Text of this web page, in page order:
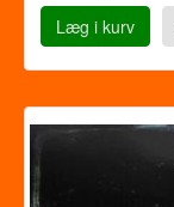
Læg i kurv